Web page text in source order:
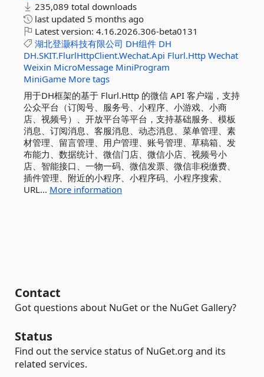
235,089 total downloads
last updated 5 months ago
Latest version: 4.16.2026.306-beta0131
湖北登灏科技有限公司 DH组件 DH
DH.SKIT.FlurlHttpClient.Wechat.Api Flurl.Http Wechat
Weixin MicroMessage MiniProgram
MiniGame More tags
用于DH框架的基于 Flurl.Http 的微信 API 客户端，支持
公众平台（订阅号、服务号、小程序、小游戏、小商
店、视频号）、开放平台等平台，支持基础服务、模板
消息、订阅消息、客服消息、动态消息、菜单管理、素
材管理、留言管理、用户管理、账号管理、草稿箱、发
布能力、数据统计、微信门店、微信小店、视频号小
店、智能接口、一物一码、微信发票、微信非税缴费、
插件管理、附近的小程序、小程序码、小程序搜索、
URL... More information
Contact
Got questions about NuGet or the NuGet Gallery?
Status
Find out the service status of NuGet.org and its
related services.